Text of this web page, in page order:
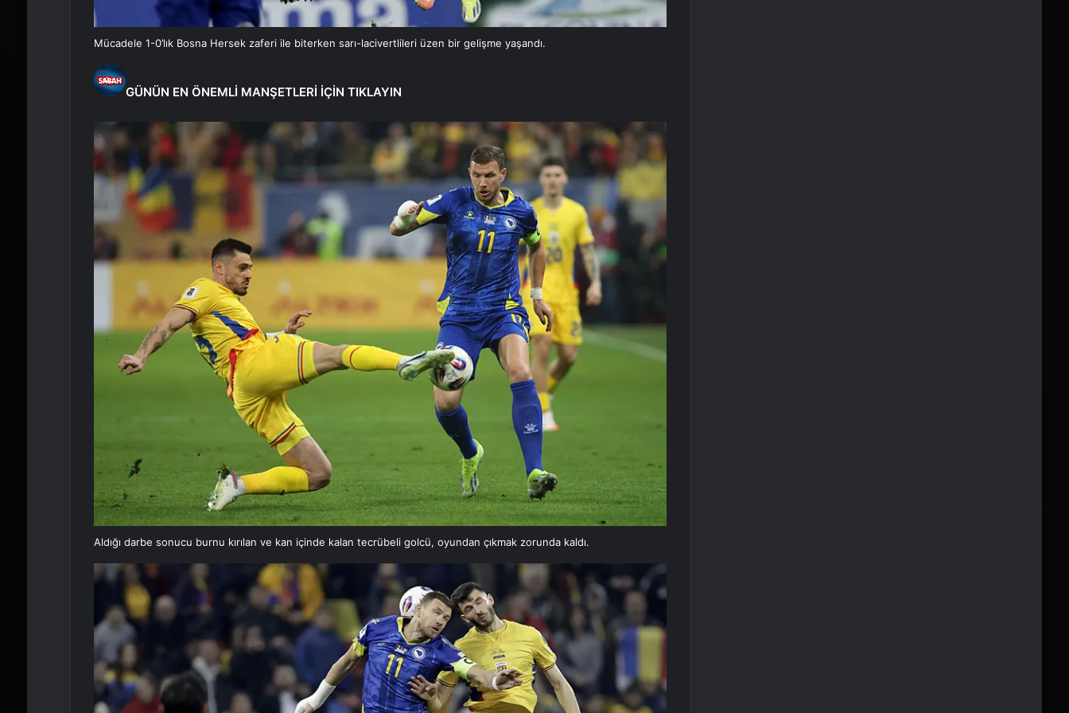
Mücadele 1-0’lık Bosna Hersek zaferi ile biterken sarı-lacivertlileri üzen bir gelişme yaşandı.
GÜNÜN EN ÖNEMLİ MANŞETLERİ İÇİN TIKLAYIN
Aldığı darbe sonucu burnu kırılan ve kan içinde kalan tecrübeli golcü, oyundan çıkmak zorunda kaldı.